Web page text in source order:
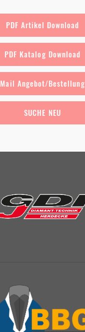
PDF Artikel Download
PDF Katalog Download
Mail Angebot/Bestellung
SUCHE NEU